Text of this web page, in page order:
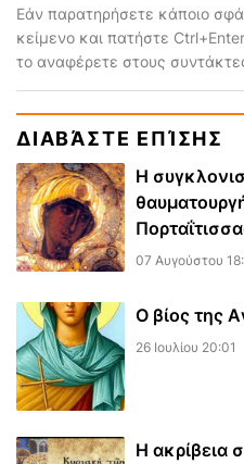
Εάν παρατηρήσετε κάποιο
κείμενο και πατήστε
το αναφέρετε στους
ΔΙΑΒΆΣΤΕ ΕΠΊΣΗΣ
Η
07 Αυγούστου
Ο βίος της
26 Ιουλίου 20:01
Η ακρίβεια